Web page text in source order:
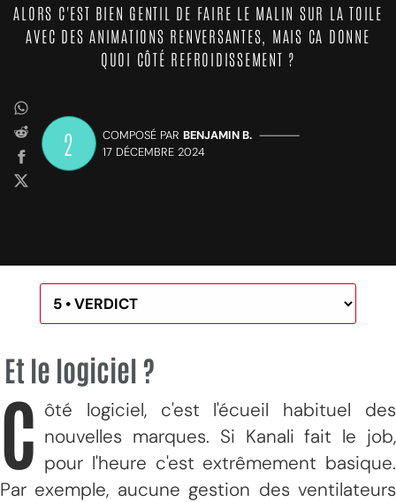
ALORS C'EST BIEN GENTIL DE FAIRE LE MALIN SUR LA TOILE
AVEC DES ANIMATIONS RENVERSANTES, MAIS CA DONNE
QUOI CÔTÉ REFROIDISSEMENT ?
2 COMPOSÉ PAR BENJAMIN B. —————
17 DÉCEMBRE 2024
Et le logiciel ?
C ôté logiciel, c'est l'écueil habituel des
nouvelles marques. Si Kanali fait le job,
pour l'heure c'est extrêmement basique.
Par exemple, aucune gestion des ventilateurs